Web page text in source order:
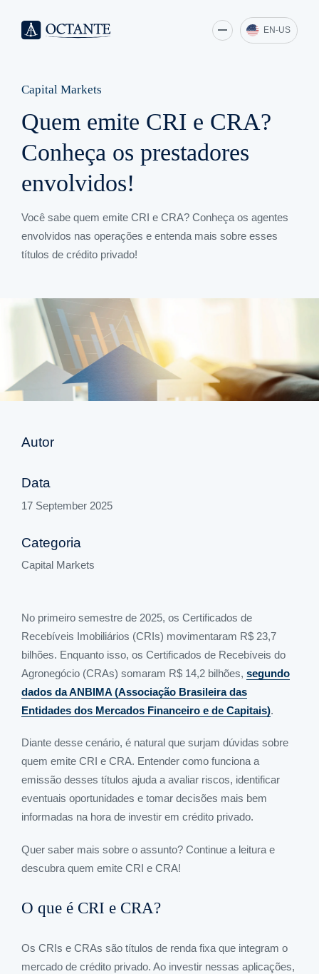
EN-US
Capital Markets
Quem emite CRI e CRA?
Conheça os prestadores
envolvidos!
Você sabe quem emite CRI e CRA? Conheça os agentes
envolvidos nas operações e entenda mais sobre esses
títulos de crédito privado!
No primeiro semestre de 2025, os Certificados de
Recebíveis Imobiliários (CRIs) movimentaram R$ 23,7
bilhões. Enquanto isso, os Certificados de Recebíveis do
Agronegócio (CRAs) somaram R$ 14,2 bilhões,segundo
dados da ANBIMA (Associação Brasileira das
Entidades dos Mercados Financeiro e de Capitais).
Diante desse cenário, é natural que surjam dúvidas sobre
quem emite CRI e CRA. Entender como funciona a
emissão desses títulos ajuda a avaliar riscos, identificar
eventuais oportunidades e tomar decisões mais bem
informadas na hora de investir em crédito privado.
Quer saber mais sobre o assunto? Continue a leitura e
descubra quem emite CRI e CRA!
O que é CRI e CRA?
Os CRIs e CRAs são títulos de renda fixa que integram o
mercado de crédito privado. Ao investir nessas aplicações,
Autor
Data
17 September 2025
Categoria
Capital Markets